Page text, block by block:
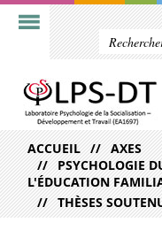
ACCUEIL
AXES
PSYCHOLOGIE
L'ÉDUCATION
THÈSES